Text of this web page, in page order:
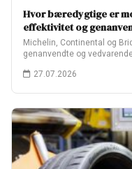
Hvor bæredygtige er
effektivitet og
Michelin, Continental og
genanvendte og
27.07.2026